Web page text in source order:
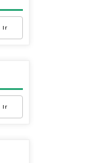
Ir
Ir